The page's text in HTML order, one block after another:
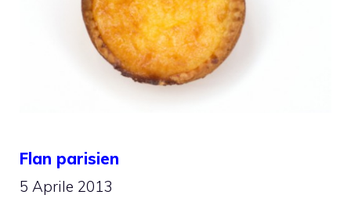
Flan parisien
5 Aprile 2013